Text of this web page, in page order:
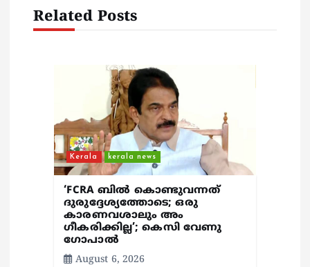
Related Posts
Kerala kerala news
‘FCRA ബിൽ കൊണ്ടുവന്നത്
ദുരുദ്ദേശ്യത്തോടെ; ഒരു
കാരണവശാലും അം​
ഗീകരിക്കില്ല’; കെസി വേണു​
ഗോപാൽ
August 6, 2026